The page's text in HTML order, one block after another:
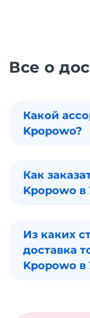
Все о
Какой
Kpopowo?
Как
Kpopowo в
Из каких
доставка
Kpopowo в